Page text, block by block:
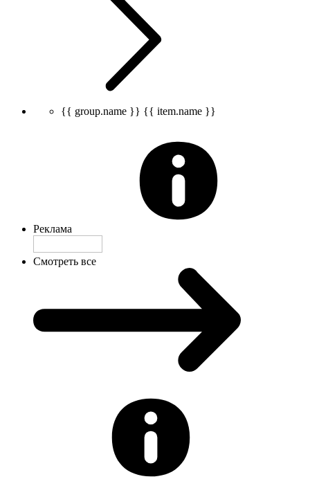
{{ group.name }} {{ item.name }}
Реклама
Смотреть все